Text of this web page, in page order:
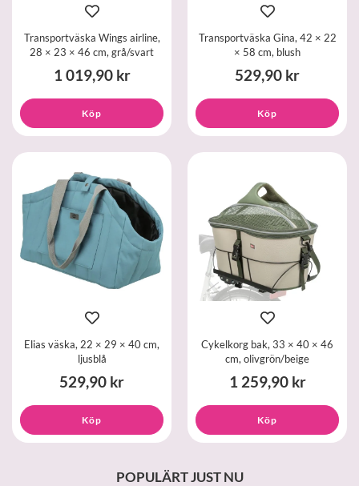
Transportväska Wings airline,
28 × 23 × 46 cm, grå/svart
1 019,90 kr
Köp
Transportväska Gina, 42 × 22
× 58 cm, blush
529,90 kr
Köp
Elias väska, 22 × 29 × 40 cm,
ljusblå
529,90 kr
Köp
Cykelkorg bak, 33 × 40 × 46
cm, olivgrön/beige
1 259,90 kr
Köp
POPULÄRT JUST NU